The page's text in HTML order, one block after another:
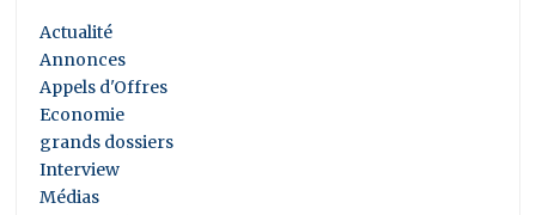
Actualité
Annonces
Appels d'Offres
Economie
grands dossiers
Interview
Médias